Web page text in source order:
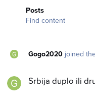
Posts
Find content
Gogo2020 joined
Srbija duplo ili